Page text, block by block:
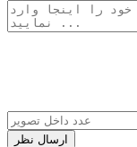
ارسال نظر